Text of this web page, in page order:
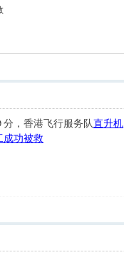
分，香港飞行服务队直升机
成功被救